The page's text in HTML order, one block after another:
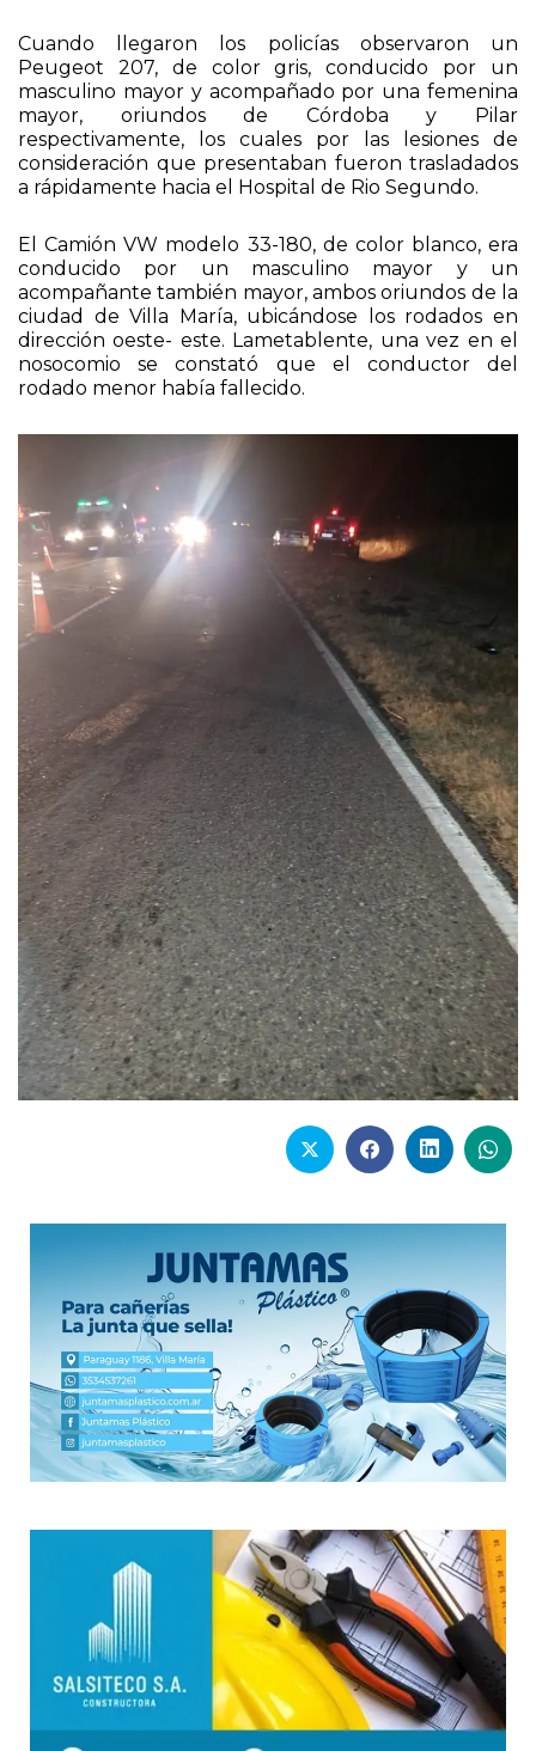
Cuando llegaron los policías observaron un
Peugeot 207, de color gris, conducido por un
masculino mayor y acompañado por una femenina
mayor, oriundos de Córdoba y Pilar
respectivamente, los cuales por las lesiones de
consideración que presentaban fueron trasladados
a rápidamente hacia el Hospital de Rio Segundo.
El Camión VW modelo 33-180, de color blanco, era
conducido por un masculino mayor y un
acompañante también mayor, ambos oriundos de la
ciudad de Villa María, ubicándose los rodados en
dirección oeste- este. Lametablente, una vez en el
nosocomio se constató que el conductor del
rodado menor había fallecido.